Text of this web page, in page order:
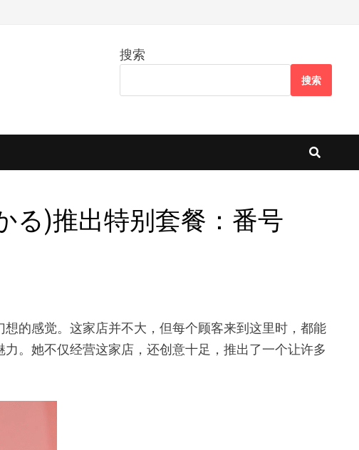
搜索
搜索
る)推出特别套餐：番号
的感觉。这家店并不大，但每个顾客来到这里时，都能
。她不仅经营这家店，还创意十足，推出了一个让许多